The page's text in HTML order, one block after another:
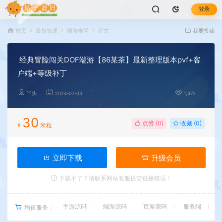
登录
首页 最新资源 端游专区 正文 我要投稿
经典冒险闯关DOF端游【86某茶】最新整理版本pvf+客
户端+等级补丁
丫头 2024-07-03 1,472
¥ 30 米粒 点赞 (0) 收藏 (0)
立即下载 升级会员
下载不了？请联系网站客服提交链接错误！
增值服务： 手游源码 端游源码 页游源码 服务端